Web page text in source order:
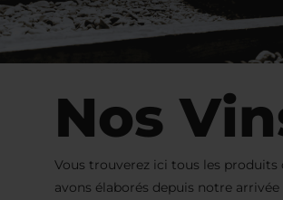
Nos
Vous trouverez ici tous les produits
avons élaborés depuis notre arrivée